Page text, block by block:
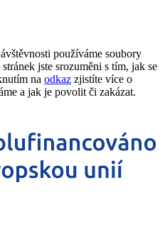
používáme soubory
jste srozuměni s tím, jak se
na odkaz zjistíte více o
a jak je povolit či zakázat.